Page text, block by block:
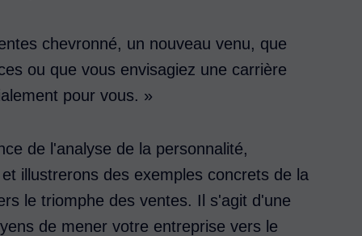
chevronné, un nouveau venu, que
ou que vous envisagiez une carrière
pour vous. »
de l'analyse de la personnalité,
illustrerons des exemples concrets de la
le triomphe des ventes. Il s'agit d'une
de mener votre entreprise vers le